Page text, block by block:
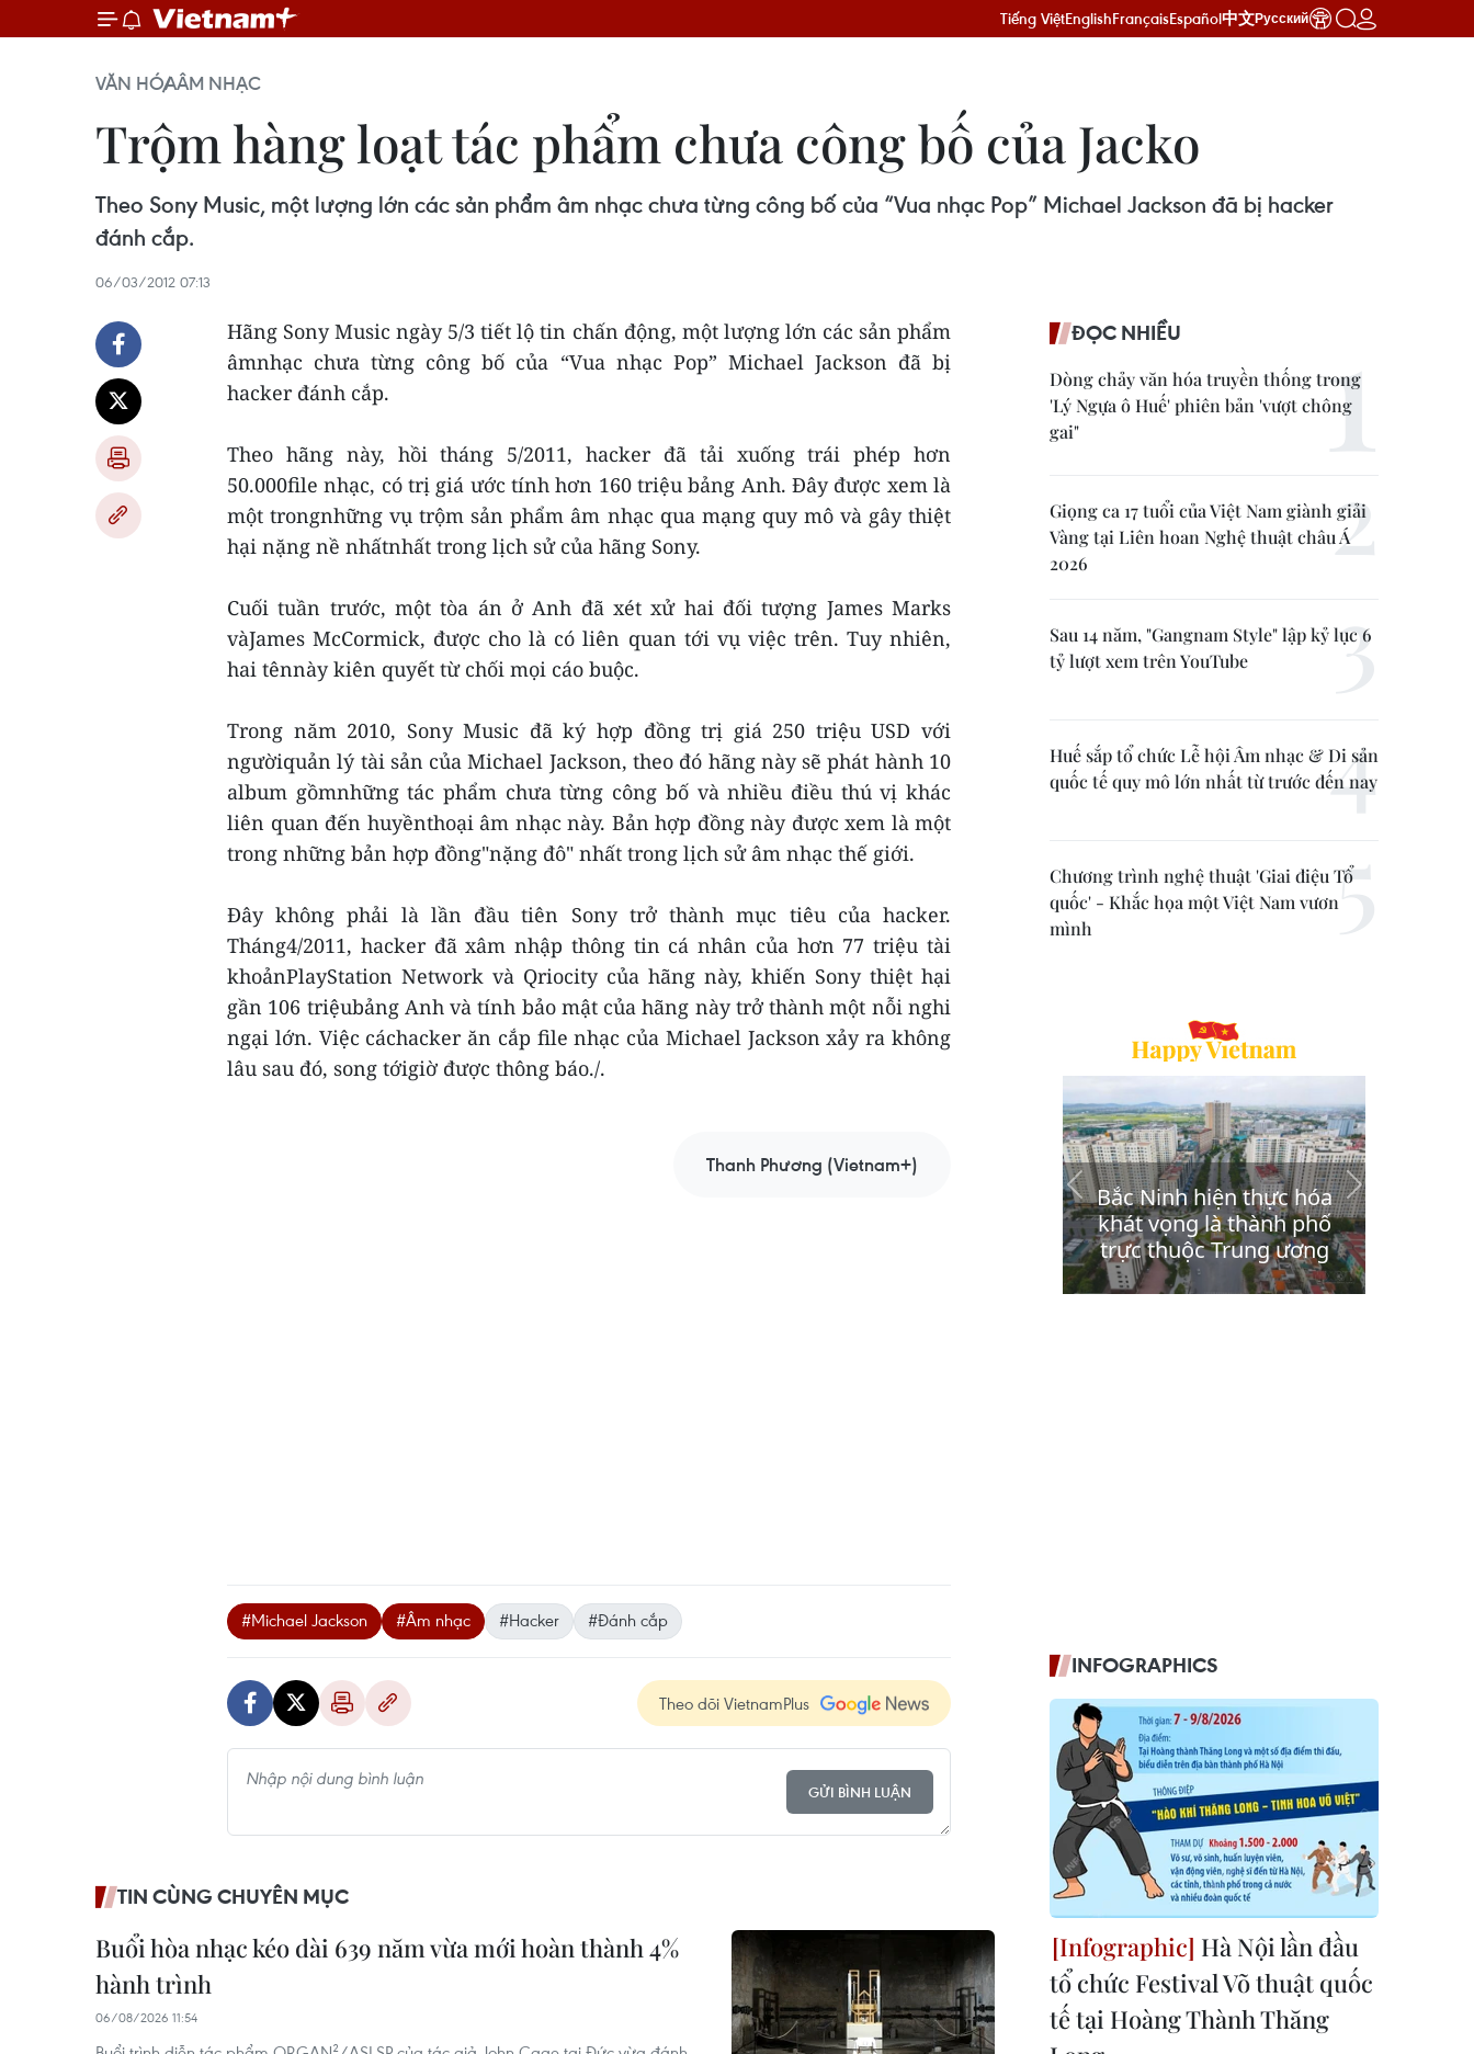
Tiếng ViệtEnglishFrançaisEspañol中文Русский
VĂN HÓAÂM NHẠC
Trộm hàng loạt tác phẩm chưa công bố của Jacko
Theo Sony Music, một lượng lớn các sản phẩm âm nhạc chưa từng công bố của “Vua nhạc Pop” Michael Jackson đã bị hacker
đánh cắp.
06/03/2012 07:13
Hãng Sony Music ngày 5/3 tiết lộ tin chấn động, một lượng lớn các sản phẩm
âmnhạc chưa từng công bố của “Vua nhạc Pop” Michael Jackson đã bị
hacker đánh cắp.
Theo hãng này, hồi tháng 5/2011, hacker đã tải xuống trái phép hơn
50.000file nhạc, có trị giá ước tính hơn 160 triệu bảng Anh. Đây được xem là
một trongnhững vụ trộm sản phẩm âm nhạc qua mạng quy mô và gây thiệt
hại nặng nề nhấtnhất trong lịch sử của hãng Sony.
Cuối tuần trước, một tòa án ở Anh đã xét xử hai đối tượng James Marks
vàJames McCormick, được cho là có liên quan tới vụ việc trên. Tuy nhiên,
hai tênnày kiên quyết từ chối mọi cáo buộc.
Trong năm 2010, Sony Music đã ký hợp đồng trị giá 250 triệu USD với
ngườiquản lý tài sản của Michael Jackson, theo đó hãng này sẽ phát hành 10
album gồmnhững tác phẩm chưa từng công bố và nhiều điều thú vị khác
liên quan đến huyềnthoại âm nhạc này. Bản hợp đồng này được xem là một
trong những bản hợp đồng"nặng đô" nhất trong lịch sử âm nhạc thế giới.
Đây không phải là lần đầu tiên Sony trở thành mục tiêu của hacker.
Tháng4/2011, hacker đã xâm nhập thông tin cá nhân của hơn 77 triệu tài
khoảnPlayStation Network và Qriocity của hãng này, khiến Sony thiệt hại
gần 106 triệubảng Anh và tính bảo mật của hãng này trở thành một nỗi nghi
ngại lớn. Việc cáchacker ăn cắp file nhạc của Michael Jackson xảy ra không
lâu sau đó, song tớigiờ được thông báo./.
Thanh Phương (Vietnam+)
#Michael Jackson #Âm nhạc #Hacker #Đánh cắp
Theo dõi VietnamPlus
GỬI BÌNH LUẬN
TIN CÙNG CHUYÊN MỤC
Buổi hòa nhạc kéo dài 639 năm vừa mới hoàn thành 4%
hành trình
06/08/2026 11:54
ĐỌC NHIỀU
Dòng chảy văn hóa truyền thống trong
'Lý Ngựa ô Huế' phiên bản 'vượt chông
gai"
Giọng ca 17 tuổi của Việt Nam giành giải
Vàng tại Liên hoan Nghệ thuật châu Á
2026
Sau 14 năm, "Gangnam Style" lập kỷ lục 6
tỷ lượt xem trên YouTube
Huế sắp tổ chức Lễ hội Âm nhạc & Di sản
quốc tế quy mô lớn nhất từ trước đến nay
Chương trình nghệ thuật 'Giai điệu Tổ
quốc' - Khắc họa một Việt Nam vươn
mình
INFOGRAPHICS
Hà Nội lần đầu
tổ chức Festival Võ thuật quốc
tế tại Hoàng Thành Thăng